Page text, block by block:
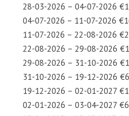
28-03-2026 – 04-07-2026
04-07-2026 – 11-07-2026
11-07-2026 – 22-08-2026
22-08-2026 – 29-08-2026
29-08-2026 – 31-10-2026
31-10-2026 – 19-12-2026
19-12-2026 – 02-01-2027
02-01-2026 – 03-04-2027